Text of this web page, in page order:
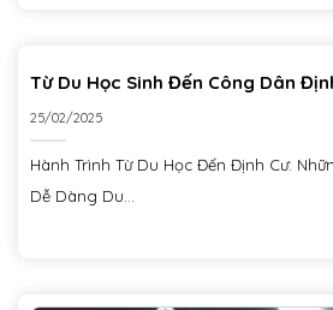
Từ Du Học Sinh Đến Công Dân
Trợ Tôi Như Thế Nào?
25/02/2025
Hành Trình Từ Du Học Đến Định Cư:
Dễ Dàng Du...